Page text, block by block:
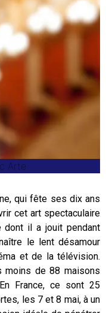
Arte
qui fête ses dix ans
cet art spectaculaire
dont il a jouit pendant
le lent désamour
et de la télévision.
moins de 88 maisons
France, ce sont 25
les 7 et 8 mai, à un